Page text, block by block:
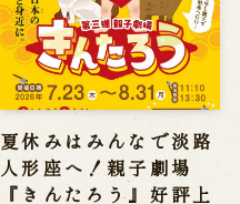
夏休みはみんなで淡路
人形座へ！親子劇場
『きんたろう』好評上